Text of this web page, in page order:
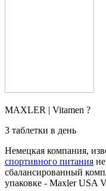
MAXLER | Vitamen ?
3 таблетки в день
Немецкая компания,
спортивного питания
сбалансированный
упаковке - Maxler USA